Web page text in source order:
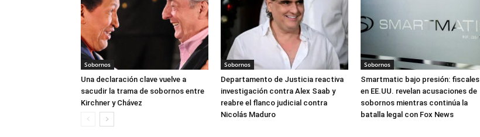
Sobornos
Una declaración clave vuelve a
sacudir la trama de sobornos entre
Kirchner y Chávez
Sobornos
Departamento de Justicia reactiva
investigación contra Alex Saab y
reabre el flanco judicial contra
Nicolás Maduro
Sobornos
Smartmatic bajo presión: fiscales
en EE.UU. revelan acusaciones de
sobornos mientras continúa la
batalla legal con Fox News